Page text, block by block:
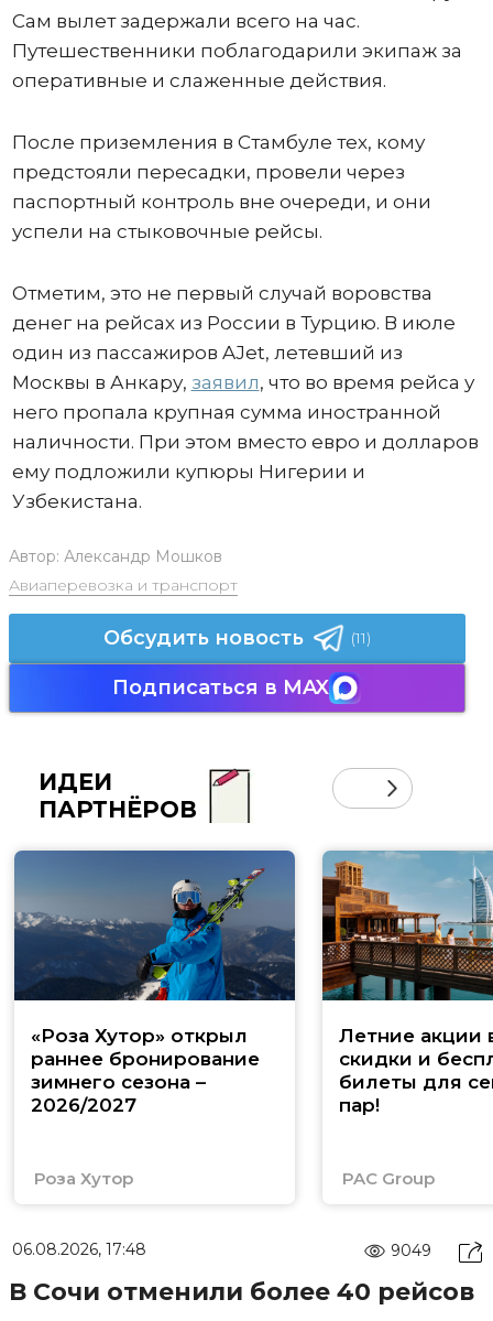
Сам вылет задержали всего на час.
Путешественники поблагодарили экипаж за
оперативные и слаженные действия.
После приземления в Стамбуле тех, кому
предстояли пересадки, провели через
паспортный контроль вне очереди, и они
успели на стыковочные рейсы.
Отметим, это не первый случай воровства
денег на рейсах из России в Турцию. В июле
один из пассажиров AJet, летевший из
Москвы в Анкару, заявил, что во время рейса у
него пропала крупная сумма иностранной
наличности. При этом вместо евро и долларов
ему подложили купюры Нигерии и
Узбекистана.
Автор: Александр Мошков
Авиаперевозка и транспорт
Обсудить новость (11)
Подписаться в MAX
ИДЕИ
ПАРТНЁРОВ
«Роза Хутор» открыл
раннее бронирование
зимнего сезона –
2026/2027
Роза Хутор
Летние акции
скидки и
билеты для
пар!
PAC Group
06.08.2026, 17:48 9049
В Сочи отменили более 40 рейсов